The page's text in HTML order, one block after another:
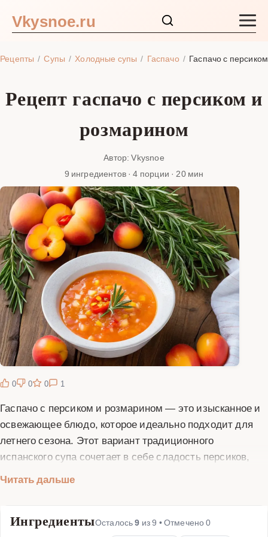
Vkysnoe.ru
Рецепты Супы Холодные супы Гаспачо Гаспачо с
Рецепт гаспачо с персиком и
розмарином
Автор: Vkysnoe
9 ингредиентов · 4 порции · 20 мин
0 0 0 1
Гаспачо с персиком и розмарином — это изысканное и
освежающее блюдо, которое идеально подходит для
летнего сезона. Этот вариант традиционного
испанского супа сочетает в себе сладость персиков,
Гаспачо готовится без термической обработки, что
минералы в ингредиентах. Основу супа составляют
Читать дальше
ИнгредиентыОсталось9 из9 • Отмечено0